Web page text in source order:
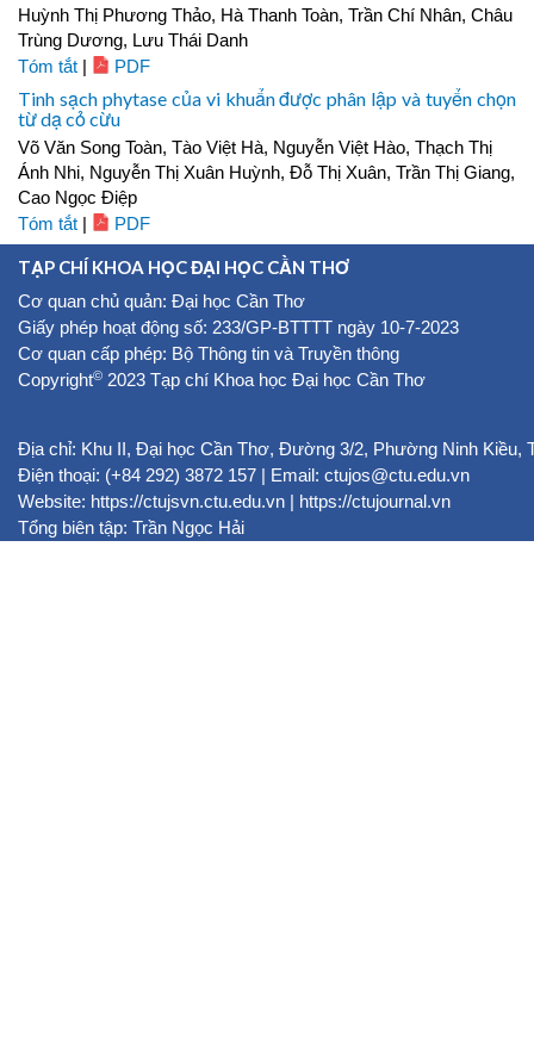
Huỳnh Thị Phương Thảo, Hà Thanh Toàn, Trần Chí Nhân, Châu
Trùng Dương, Lưu Thái Danh
Tóm tắt | PDF
Tinh sạch phytase của vi khuẩn được phân lập và tuyển chọn
từ dạ cỏ cừu
Võ Văn Song Toàn, Tào Việt Hà, Nguyễn Việt Hào, Thạch Thị
Ánh Nhi, Nguyễn Thị Xuân Huỳnh, Đỗ Thị Xuân, Trần Thị Giang,
Cao Ngọc Điệp
Tóm tắt | PDF
TẠP CHÍ KHOA HỌC ĐẠI HỌC CẦN THƠ
Cơ quan chủ quản: Đại học Cần Thơ
Giấy phép hoạt động số: 233/GP-BTTTT ngày 10-7-2023
Cơ quan cấp phép: Bộ Thông tin và Truyền thông
Copyright© 2023 Tạp chí Khoa học Đại học Cần Thơ
Địa chỉ: Khu II, Đại học Cần Thơ, Đường 3/2, Phường Ninh Kiều,
Điện thoại: (+84 292) 3872 157 | Email: ctujos@ctu.edu.vn
Website: https://ctujsvn.ctu.edu.vn | https://ctujournal.vn
Tổng biên tập: Trần Ngọc Hải